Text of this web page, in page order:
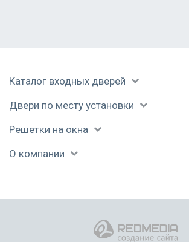
Каталог входных дверей
Двери по месту установки
Решетки на окна
О компании